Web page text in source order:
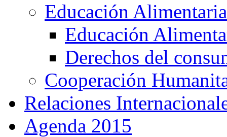
Educación Alimentaria
Educación
Derechos del
Cooperación
Relaciones
Agenda 2015